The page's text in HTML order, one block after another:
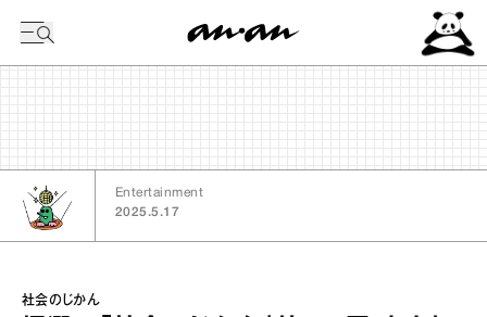
Entertainment
2025.5.17
社会のじかん